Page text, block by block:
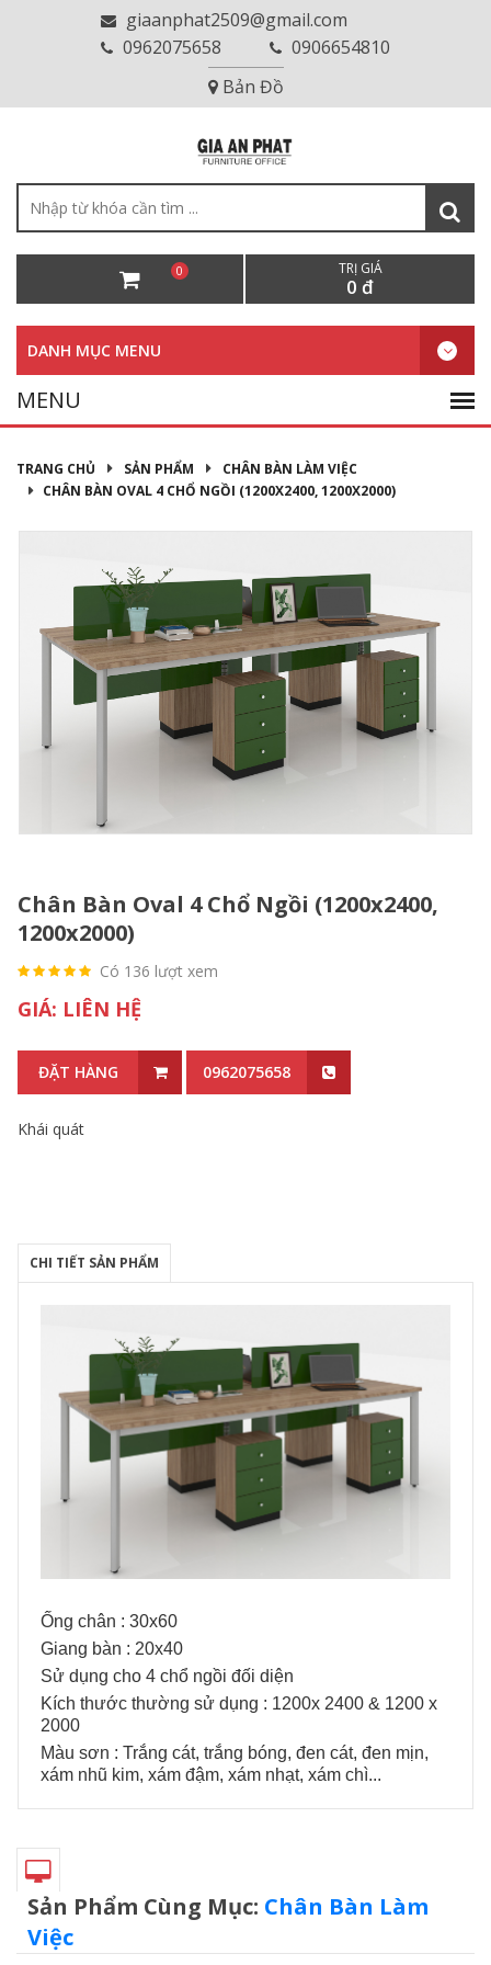
giaanphat2509@gmail.com
0962075658
0906654810
Bản Đồ
0 TRỊ GIÁ
0 đ
DANH MỤC MENU
TRANG CHỦ SẢN PHẨM
CHÂN BÀN LÀM VIỆC
CHÂN BÀN OVAL 4 CHỔ NGỒI (1200X2400, 1200X2000)
Chân Bàn Oval 4 Chổ Ngồi (1200x2400,
1200x2000)
Có 136 lượt xem
GIÁ: LIÊN HỆ
ĐẶT HÀNG 0962075658
Khái quát
CHI TIẾT SẢN PHẨM
Ống chân : 30x60
Giang bàn : 20x40
Sử dụng cho 4 chổ ngồi đối diện
Kích thước thường sử dụng : 1200x 2400 & 1200 x
2000
Màu sơn : Trắng cát, trắng bóng, đen cát, đen mịn,
xám nhũ kim, xám đậm, xám nhạt, xám chì...
Sản Phẩm Cùng Mục: Chân Bàn Làm
Việc